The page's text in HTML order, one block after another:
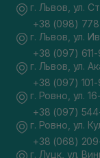
г. Львов, ул.
+38 (098)
г. Львов, ул.
+38 (097)
г. Львов, ул.
+38 (097) 101-
г. Ровно, ул.
+38 (097)
г. Ровно, ул.
+38 (068)
г. Луцк, ул.